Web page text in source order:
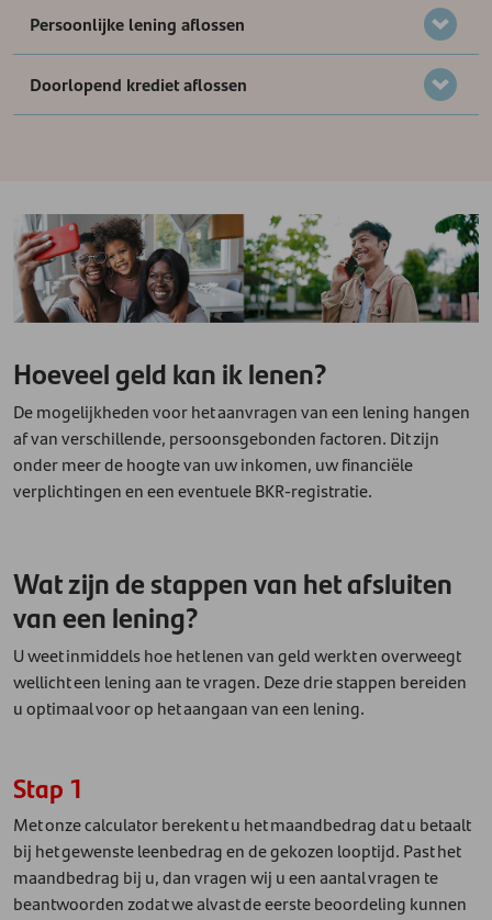
Persoonlijke lening aflossen
Doorlopend krediet aflossen
Hoeveel geld kan ik lenen?
De mogelijkheden voor het aanvragen van een lening hangen
af van verschillende, persoonsgebonden factoren. Dit zijn
onder meer de hoogte van uw inkomen, uw financiële
verplichtingen en een eventuele BKR-registratie.
Wat zijn de stappen van het afsluiten
van een lening?
U weet inmiddels hoe het lenen van geld werkt en overweegt
wellicht een lening aan te vragen. Deze drie stappen bereiden
u optimaal voor op het aangaan van een lening.
Stap 1
Met onze calculator berekent u het maandbedrag dat u betaalt
bij het gewenste leenbedrag en de gekozen looptijd. Past het
maandbedrag bij u, dan vragen wij u een aantal vragen te
beantwoorden zodat we alvast de eerste beoordeling kunnen